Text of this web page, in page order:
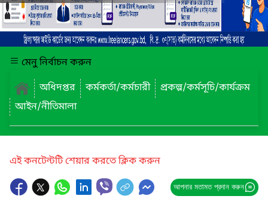
মেনু নির্বাচন করুন
অধিদপ্তর
কর্মকর্তা/কর্মচারী
প্রকল্প/কর্মসূচি/কার্যক্রম
আইন/নীতিমালা
এই কনটেন্টটি শেয়ার করতে ক্লিক করুন
আপনার মতামত প্রদান করুন